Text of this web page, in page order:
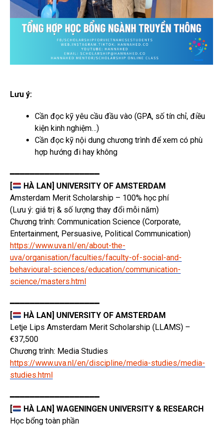
Lưu ý:
Cần đọc kỹ yêu cầu đầu vào (GPA, số tín chỉ, điều
kiện kinh nghiệm…)
Cần đọc kỹ nội dung chương trình để xem có phù
hợp hướng đi hay không
━━━━━━━━━━━━━━━━━━
[
HÀ LAN] UNIVERSITY OF AMSTERDAM
Amsterdam Merit Scholarship – 100% học phí
(Lưu ý: giá trị & số lượng thay đổi mỗi năm)
Chương trình: Communication Science (Corporate,
Entertainment, Persuasive, Political Communication)
https://www.uva.nl/en/about-the-
uva/organisation/faculties/faculty-of-social-and-
behavioural-sciences/education/communication-
science/masters.html
━━━━━━━━━━━━━━━━━━
[
HÀ LAN] UNIVERSITY OF AMSTERDAM
Letje Lips Amsterdam Merit Scholarship (LLAMS) –
€37,500
Chương trình: Media Studies
https://www.uva.nl/en/discipline/media-studies/media-
studies.html
━━━━━━━━━━━━━━━━━━
[
HÀ LAN] WAGENINGEN UNIVERSITY & RESEARCH
Học bổng toàn phần